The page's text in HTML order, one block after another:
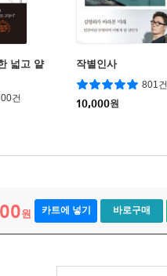
넓고 얕
건
작별인사
801건
10,000원
원 카트에 넣기 바로구매